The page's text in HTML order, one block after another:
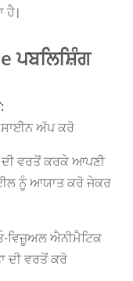
ਹੈ।
ਪਬਲਿਸ਼ਿੰਗ
ਸਾਈਨ ਅੱਪ ਕਰੋ
ਵਰਤੋਂ ਕਰਕੇ ਆਪਣੀ
ਨੂੰ ਆਯਾਤ ਕਰੋ ਜੇਕਰ
ਵਿਜ਼ੂਅਲ ਐਨੀਮੈਟਿਕ
ਦੀ ਵਰਤੋਂ ਕਰੋ